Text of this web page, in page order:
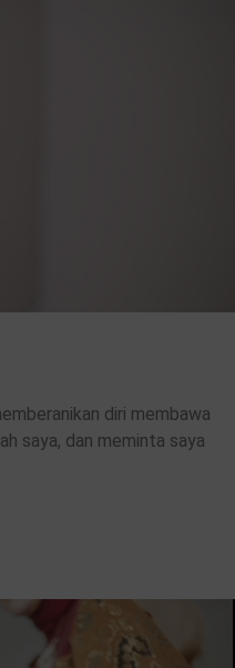
diri membawa
saya, dan meminta saya